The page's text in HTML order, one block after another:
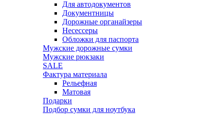
Для автодокументов
Документницы
Дорожные органайзеры
Несессеры
Обложки для паспорта
Мужские дорожные сумки
Мужские рюкзаки
SALE
Фактура материала
Рельефная
Матовая
Подарки
Подбор сумки для ноутбука